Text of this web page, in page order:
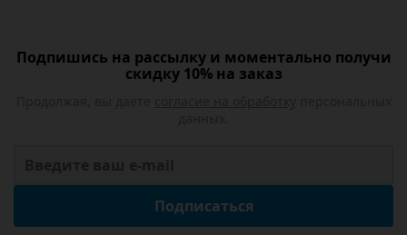
Подпишись на рассылку и моментально получи
скидку 10% на заказ
Подписаться